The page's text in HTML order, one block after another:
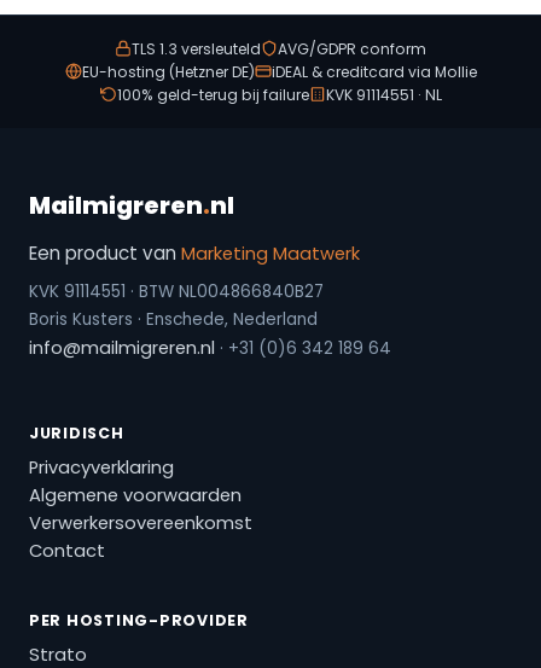
TLS 1.3 versleuteld
AVG/GDPR conform
EU-hosting (Hetzner DE)
iDEAL & creditcard via Mollie
100% geld-terug bij failure
KVK 91114551 · NL
Mailmigreren.nl
Een product van Marketing Maatwerk
KVK 91114551 · BTW NL004866840B27
Boris Kusters · Enschede, Nederland
info@mailmigreren.nl · +31 (0)6 342 189 64
JURIDISCH
Privacyverklaring
Algemene voorwaarden
Verwerkersovereenkomst
Contact
PER HOSTING-PROVIDER
Strato